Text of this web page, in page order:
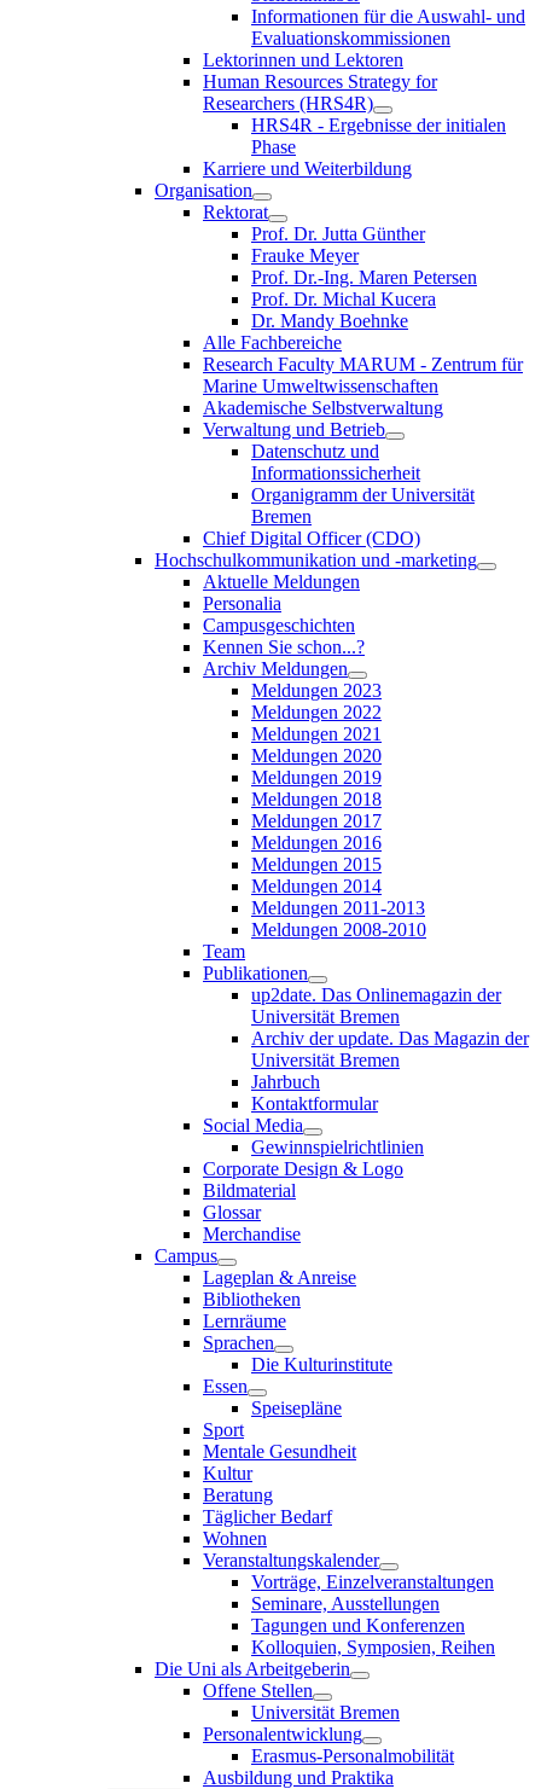
Informationen für die Auswahl- und
Evaluationskommissionen
Lektorinnen und Lektoren
Human Resources Strategy for
Researchers (HRS4R)
HRS4R - Ergebnisse der initialen
Phase
Karriere und Weiterbildung
Organisation
Rektorat
Prof. Dr. Jutta Günther
Frauke Meyer
Prof. Dr.-Ing. Maren Petersen
Prof. Dr. Michal Kucera
Dr. Mandy Boehnke
Alle Fachbereiche
Research Faculty MARUM - Zentrum für
Marine Umweltwissenschaften
Akademische Selbstverwaltung
Verwaltung und Betrieb
Datenschutz und
Informationssicherheit
Organigramm der Universität
Bremen
Chief Digital Officer (CDO)
Hochschulkommunikation und -marketing
Aktuelle Meldungen
Personalia
Campusgeschichten
Kennen Sie schon...?
Archiv Meldungen
Meldungen 2023
Meldungen 2022
Meldungen 2021
Meldungen 2020
Meldungen 2019
Meldungen 2018
Meldungen 2017
Meldungen 2016
Meldungen 2015
Meldungen 2014
Meldungen 2011-2013
Meldungen 2008-2010
Team
Publikationen
up2date. Das Onlinemagazin der
Universität Bremen
Archiv der update. Das Magazin der
Universität Bremen
Jahrbuch
Kontaktformular
Social Media
Gewinnspielrichtlinien
Corporate Design & Logo
Bildmaterial
Glossar
Merchandise
Campus
Lageplan & Anreise
Bibliotheken
Lernräume
Sprachen
Die Kulturinstitute
Essen
Speisepläne
Sport
Mentale Gesundheit
Kultur
Beratung
Täglicher Bedarf
Wohnen
Veranstaltungskalender
Vorträge, Einzelveranstaltungen
Seminare, Ausstellungen
Tagungen und Konferenzen
Kolloquien, Symposien, Reihen
Die Uni als Arbeitgeberin
Offene Stellen
Universität Bremen
Personalentwicklung
Erasmus-Personalmobilität
Ausbildung und Praktika